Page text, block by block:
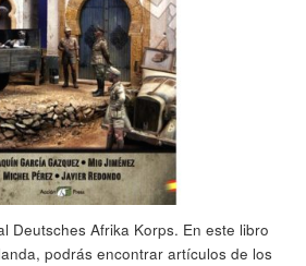
Deutsches Afrika Korps. En este libro
podrás encontrar artículos de los